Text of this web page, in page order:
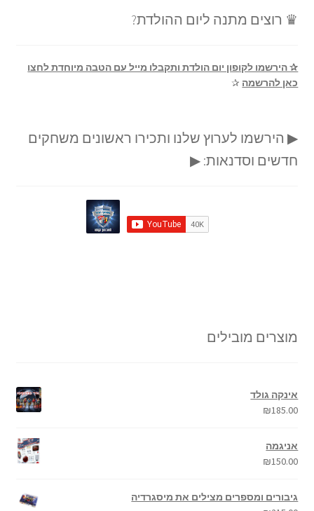
♛ רוצים מתנה ליום ההולדת?
✰ הירשמו לקופון יום הולדת ותקבלו מייל עם הטבה מיוחדת לחצו
כאן להרשמה ✰
▶ הירשמו לערוץ שלנו ותכירו ראשונים משחקים
חדשים וסדנאות: ▶
מוצרים מובילים
אינקה גולד
₪185.00
אניגמה
₪150.00
גיבורים ומספרים מצילים את מיסגרדיה